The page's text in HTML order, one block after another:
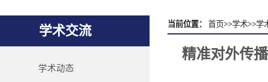
学术交流
学术动态
当前位置： 首页>>学术>>学
精准对外传